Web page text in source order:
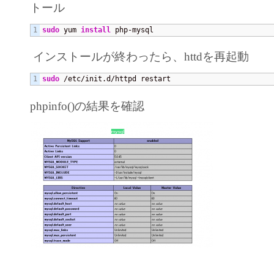
トール
sudo yum install php-mysql
インストールが終わったら、httdを再起動
sudo /etc/init.d/httpd restart
phpinfo()の結果を確認